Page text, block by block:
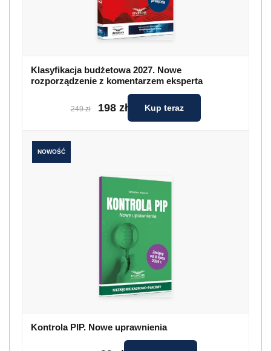
Klasyfikacja budżetowa 2027. Nowe
rozporządzenie z komentarzem eksperta
249 zł 198 zł Kup teraz
NOWOŚĆ
Kontrola PIP. Nowe uprawnienia